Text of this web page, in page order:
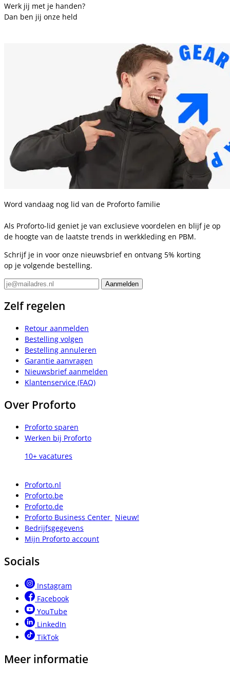
Werk jij met je handen?
Dan ben jij onze held
Word vandaag nog lid van de Proforto familie
Als Proforto-lid geniet je van exclusieve voordelen en blijf je op
de hoogte van de laatste trends in werkkleding en PBM.
Schrijf je in voor onze nieuwsbrief en ontvang 5% korting
op je volgende bestelling.
Zelf regelen
Retour aanmelden
Bestelling volgen
Bestelling annuleren
Garantie aanvragen
Nieuwsbrief aanmelden
Klantenservice (FAQ)
Over Proforto
Proforto sparen
Werken bij Proforto
10+ vacatures
Proforto.nl
Proforto.be
Proforto.de
Proforto Business Center Nieuw!
Bedrijfsgegevens
Mijn Proforto account
Socials
Instagram
Facebook
YouTube
LinkedIn
TikTok
Meer informatie